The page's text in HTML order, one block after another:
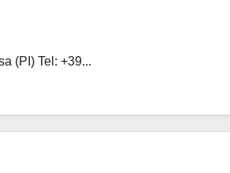
(PI) Tel: +39...